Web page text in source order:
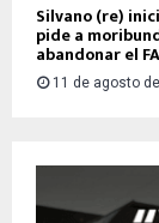
Silvano (re)
pide a
abandonar el
11 de agosto